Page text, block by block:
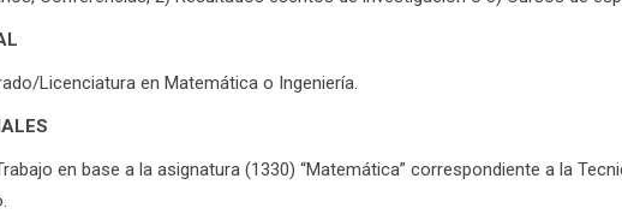
Licenciatura en Matemática o Ingeniería.
en base a la asignatura (1330) “Matemática” correspondiente a la